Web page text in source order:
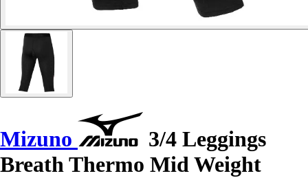
Mizuno
3/4 Leggings
Breath Thermo Mid Weight